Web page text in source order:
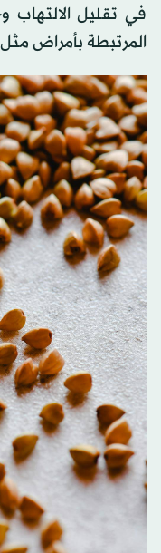
في تقليل الالتهاب
المرتبطة بأمراض